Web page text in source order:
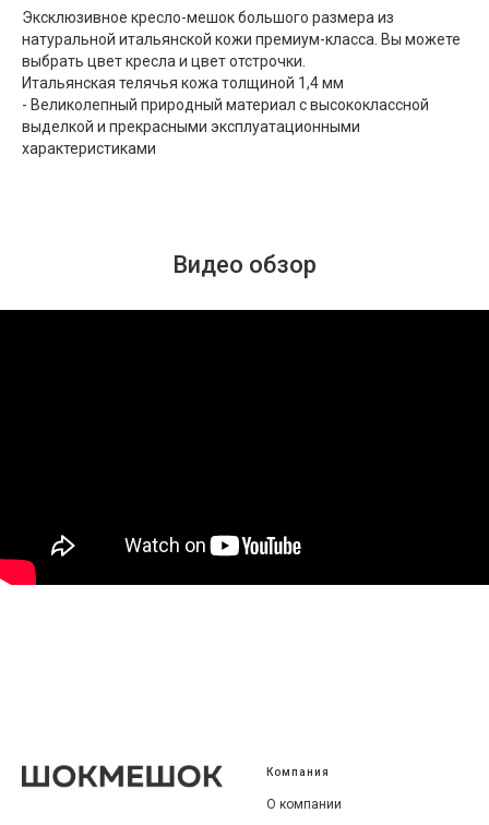
Эксклюзивное кресло-мешок большого размера из
натуральной итальянской кожи премиум-класса. Вы можете
выбрать цвет кресла и цвет отстрочки.
Итальянская телячья кожа толщиной 1,4 мм
- Великолепный природный материал с высококлассной
выделкой и прекрасными эксплуатационными
характеристиками
Видео обзор
Компания
О компании